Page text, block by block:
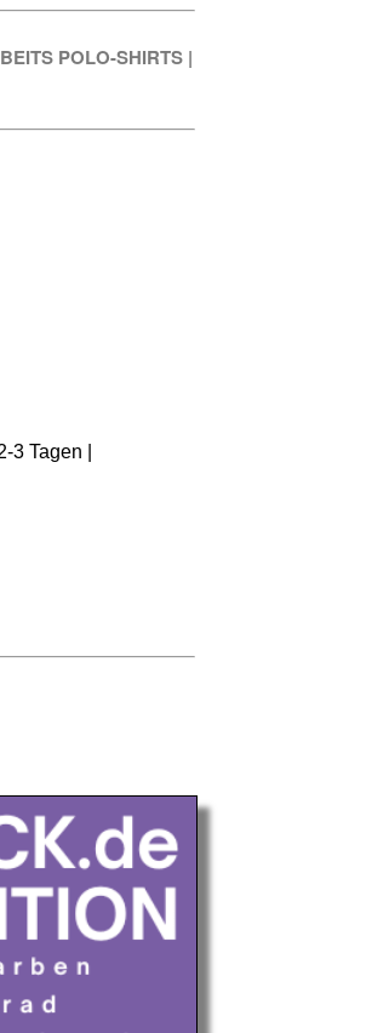
POLO-SHIRTS |
Tagen |